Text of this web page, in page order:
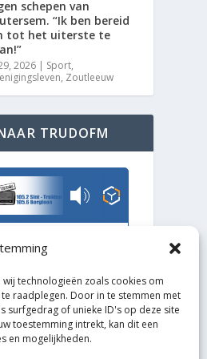
technologieën zoals cookies om
raadplegen. Door in te stemmen met
surfgedrag of unieke ID's op deze site
toestemming intrekt, kan dit een
en mogelijkheden.
schepen van
“Ik ben bereid
tot het uiterste te
2026 | Sport,
, Zoutleeuw
TRUDOFM
TrudoFM